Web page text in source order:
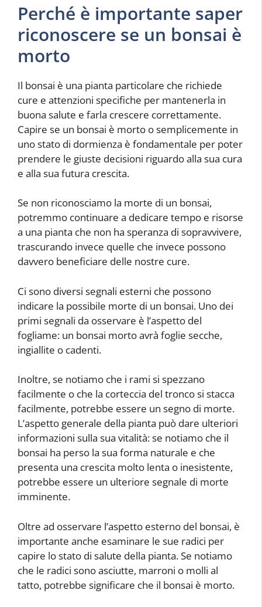
Perché è importante saper
riconoscere se un bonsai è
morto
Il bonsai è una pianta particolare che richiede
cure e attenzioni specifiche per mantenerla in
buona salute e farla crescere correttamente.
Capire se un bonsai è morto o semplicemente in
uno stato di dormienza è fondamentale per poter
prendere le giuste decisioni riguardo alla sua cura
e alla sua futura crescita.
Se non riconosciamo la morte di un bonsai,
potremmo continuare a dedicare tempo e risorse
a una pianta che non ha speranza di sopravvivere,
trascurando invece quelle che invece possono
davvero beneficiare delle nostre cure.
Ci sono diversi segnali esterni che possono
indicare la possibile morte di un bonsai. Uno dei
primi segnali da osservare è l’aspetto del
fogliame: un bonsai morto avrà foglie secche,
ingiallite o cadenti.
Inoltre, se notiamo che i rami si spezzano
facilmente o che la corteccia del tronco si stacca
facilmente, potrebbe essere un segno di morte.
L’aspetto generale della pianta può dare ulteriori
informazioni sulla sua vitalità: se notiamo che il
bonsai ha perso la sua forma naturale e che
presenta una crescita molto lenta o inesistente,
potrebbe essere un ulteriore segnale di morte
imminente.
Oltre ad osservare l’aspetto esterno del bonsai, è
importante anche esaminare le sue radici per
capire lo stato di salute della pianta. Se notiamo
che le radici sono asciutte, marroni o molli al
tatto, potrebbe significare che il bonsai è morto.